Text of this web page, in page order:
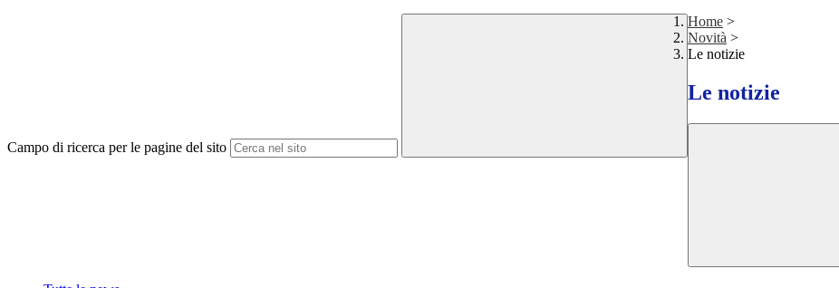
Campo di ricerca per le pagine del sito
Home >
Novità >
Le notizie
Le notizie